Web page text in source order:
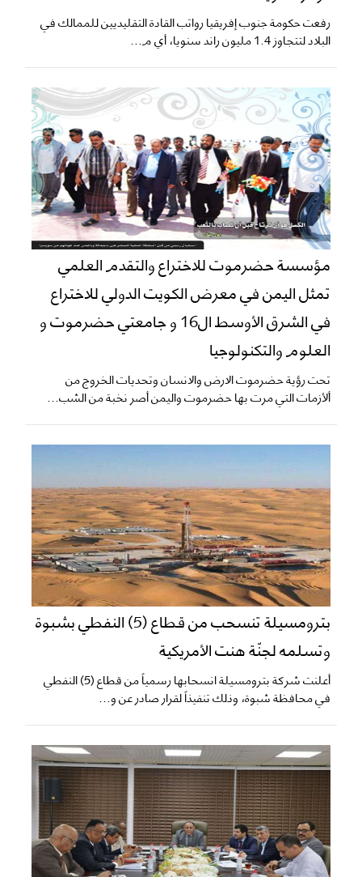
رفعت حكومة جنوب إفريقيا رواتب القادة التقليديين للممالك في
البلاد لتتجاوز 1.4 مليون راند سنويا، أي م...
مؤسسة حضرموت للاختراع والتقدم العلمي
تمثل اليمن في معرض الكويت الدولي للاختراع
في الشرق الأوسط ال16 و جامعتي حضرموت و
العلوم والتكنولوجيا
تحت رؤية حضرموت الارض والانسان وتحديات الخروج من
ألأزمات التي مرت بها حضرموت واليمن أصر نخبة من الشب...
بترومسيلة تنسحب من قطاع (5) النفطي بشبوة
وتسلمه لجنّة هنت الأمريكية
أعلنت شركة بترومسيلة انسحابها رسمياً من قطاع (5) النفطي
في محافظة شبوة، وذلك تنفيذاً لقرار صادر عن و...